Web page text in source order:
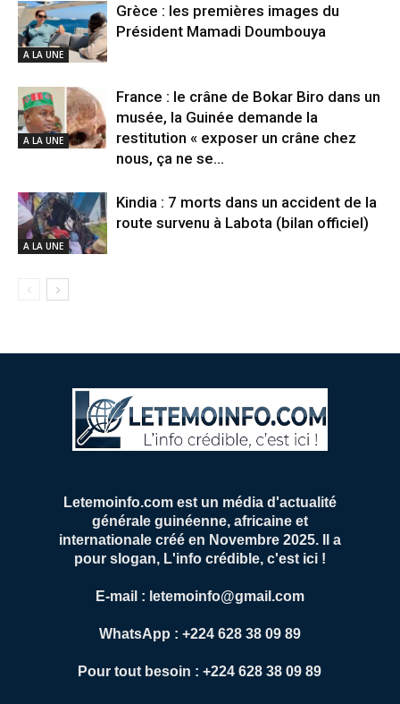
A LA UNE
Grèce : les premières images du
Président Mamadi Doumbouya
A LA UNE
France : le crâne de Bokar Biro dans un
musée, la Guinée demande la
restitution « exposer un crâne chez
nous, ça ne se...
A LA UNE
Kindia : 7 morts dans un accident de la
route survenu à Labota (bilan officiel)
Letemoinfo.com est un média d'actualité
générale guinéenne, africaine et
internationale créé en Novembre 2025. Il a
pour slogan, L'info crédible, c'est ici !
E-mail : letemoinfo@gmail.com
WhatsApp : +224 628 38 09 89
Pour tout besoin : +224 628 38 09 89